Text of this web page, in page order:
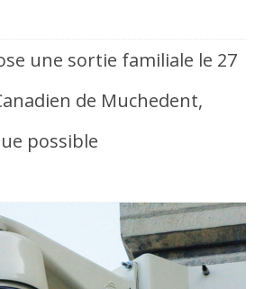
une sortie familiale le 27
de Muchedent,
possible